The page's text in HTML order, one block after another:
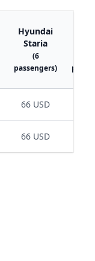
Hyundai
Staria
(6
passengers)
66 USD
66 USD